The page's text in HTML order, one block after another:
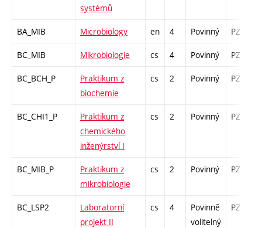
systémů
BA_MIB Microbiology en 4 Povinný PZ
BC_MIB Mikrobiologie cs 4 Povinný PZ
BC_BCH_P
Praktikum z
biochemie
cs 2 Povinný PZ
BC_CHI1_P
Praktikum z
chemického
inženýrství I
cs 2 Povinný PZ
BC_MIB_P
Praktikum z
mikrobiologie
cs 2 Povinný PZ
BC_LSP2
Laboratorní
projekt II
cs 4
Povinně
volitelný
PZ